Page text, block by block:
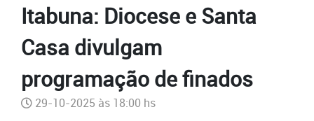
Itabuna: Diocese e Santa
Casa divulgam
programação de finados
29-10-2025 às 18:00 hs